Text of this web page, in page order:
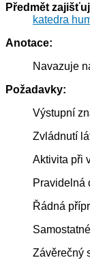
Předmět
katedra
Anotace:
Navazuje
Požadavky:
Výstupní
Zvládnutí
Aktivita při
Pravidelná
Řádná
Závěrečný